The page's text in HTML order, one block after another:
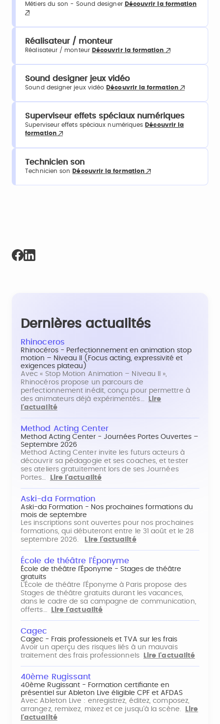
Métiers du son - Sound designer Découvrir la formation
Réalisateur / monteur
Réalisateur / monteur Découvrir la formation
Sound designer jeux vidéo
Sound designer jeux vidéo Découvrir la formation
Superviseur effets spéciaux numériques
Superviseur effets spéciaux numériques Découvrir la
formation
Technicien son
Technicien son Découvrir la formation
Dernières actualités
Rhinoceros
Rhinocéros - Perfectionnement en animation stop
motion – Niveau II (Focus acting, expressivité et
exigences plateau)
Avec « Stop Motion Animation – Niveau II »,
Rhinocéros propose un parcours de
perfectionnement inédit, conçu pour permettre à
des animateurs déjà expérimentés…
Lire
l'actualité
Method Acting Center
Method Acting Center - Journées Portes Ouvertes –
Septembre 2026
Method Acting Center invite les futurs acteurs à
découvrir sa pédagogie et ses coaches, et tester
ses ateliers gratuitement lors de ses Journées
Portes…
Lire l'actualité
Aski-da Formation
Aski-da Formation - Nos prochaines formations du
mois de septembre
Les inscriptions sont ouvertes pour nos prochaines
formations, qui débuteront entre le 31 août et le 28
septembre 2026.
Lire l'actualité
École de théâtre l'Éponyme
École de théâtre l'Éponyme - Stages de théâtre
gratuits
L'École de théâtre l'Éponyme à Paris propose des
Stages de théâtre gratuits durant les vacances,
dans le cadre de sa campagne de communication,
offerts…
Lire l'actualité
Cagec
Cagec - Frais professionels et TVA sur les frais
Avoir un aperçu des risques liés à un mauvais
traitement des frais professionnels
Lire l'actualité
40ème Rugissant
40ème Rugissant - Formation certifiante en
présentiel sur Ableton Live éligible CPF et AFDAS
Avec Ableton Live : enregistrez, éditez, composez,
arrangez, remixez, mixez et ce jusqu'à la scène.
Lire
l'actualité